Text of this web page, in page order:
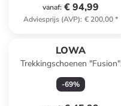
vanaf: € 94,99
Adviesprijs (AVP): € 200,00*
LOWA
Trekkingschoenen "Fusion"
antraciet/grijs
-69%